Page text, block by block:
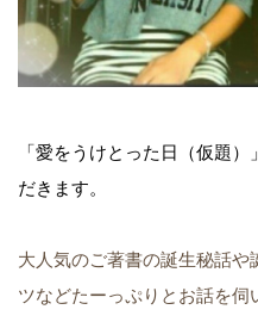
「愛をうけとった日（仮題
だきます。
大人気のご著書の誕生秘話や
ツなどたーっぷりとお話を伺